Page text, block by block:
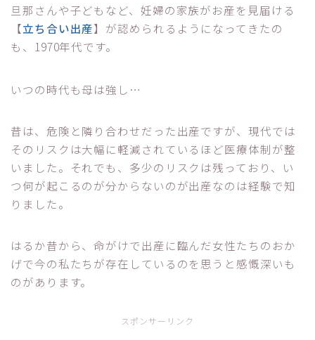
旦那さんや子どもなど、妊婦の家族がお産を見届ける
【立ち合い出産】が認められるようになってきたの
も、1970年代です。
いつの時代も母は強し…
昔は、危険と隣り合わせだった出産ですが、現代では
そのリスクは大幅に軽減されているほど医療体制が整
いました。それでも、多少のリスクは残っており、い
つ何が起こるのが分からないのが出産なのは経験で知
りました。
はるか昔から、命がけで出産に臨んだ女性たちのおか
げで今の私たちが存在しているのを思うと感慨深いも
のがあります。
スポンサーリンク